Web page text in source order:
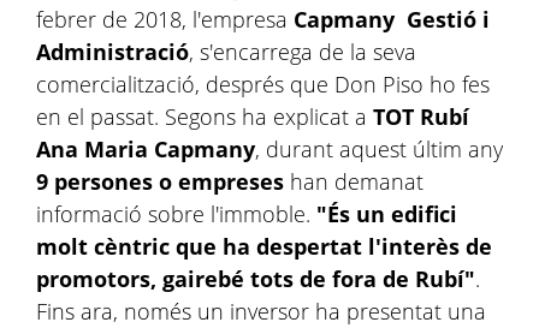
febrer de 2018, l'empresa Capmany Gestió i
Administració, s'encarrega de la seva
comercialització, després que Don Piso ho fes
en el passat. Segons ha explicat a TOT Rubí
Ana Maria Capmany, durant aquest últim any
9 persones o empreses han demanat
informació sobre l'immoble. "És un edifici
molt cèntric que ha despertat l'interès de
promotors, gairebé tots de fora de Rubí".
Fins ara, només un inversor ha presentat una